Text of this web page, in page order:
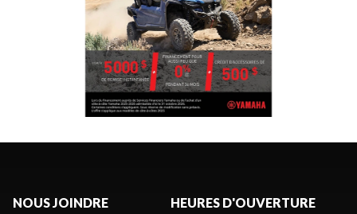
NOUS JOINDRE HEURES D'OUVERTURE